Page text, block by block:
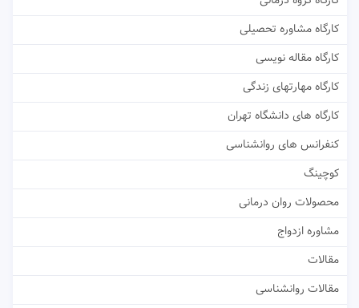
کارگاه مشاوره تحصیلی
کارگاه مقاله نویسی
کارگاه مهارتهای زندگی
کارگاه های دانشگاه تهران
کنفرانس های روانشناسی
کوچینگ
محصولات روان درمانی
مشاوره ازدواج
مقالات
مقالات روانشناسی